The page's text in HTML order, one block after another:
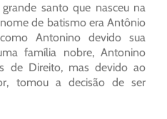
santo que nasceu na
de batismo era Antônio
Antonino devido sua
família nobre, Antonino
de Direito, mas devido ao
tomou a decisão de ser